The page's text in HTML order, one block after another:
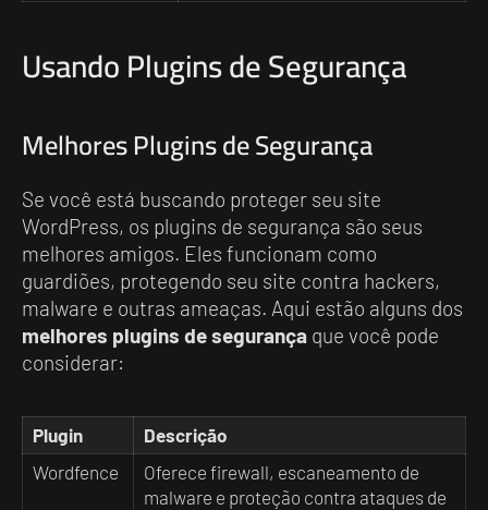
Usando Plugins de Segurança
Melhores Plugins de Segurança
Se você está buscando proteger seu site
WordPress, os plugins de segurança são seus
melhores amigos. Eles funcionam como
guardiões, protegendo seu site contra hackers,
malware e outras ameaças. Aqui estão alguns dos
melhores plugins de segurança que você pode
considerar:
Plugin
Descrição
Wordfence
Oferece firewall, escaneamento de
malware e proteção contra ataques de